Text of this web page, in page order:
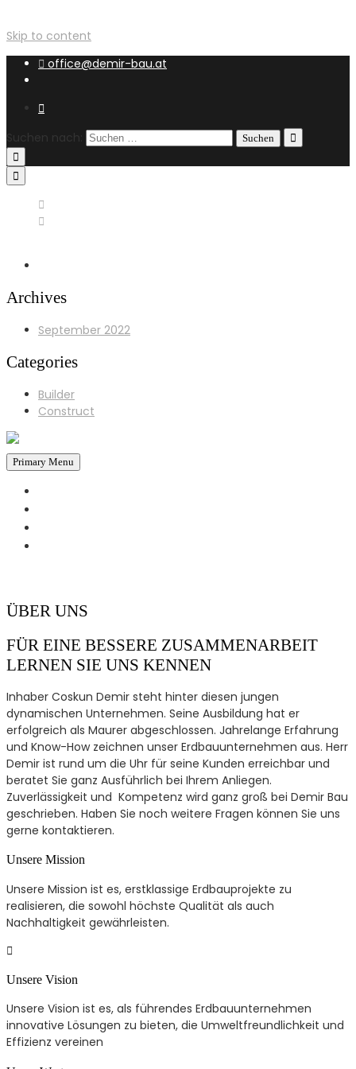
Skip to content
office@demir-bau.at
Suchen nach:
Archives
September 2022
Categories
Builder
Construct
Primary Menu
ÜBER UNS
FÜR EINE BESSERE ZUSAMMENARBEIT
LERNEN SIE UNS KENNEN
Inhaber Coskun Demir steht hinter diesen jungen
dynamischen Unternehmen. Seine Ausbildung hat er
erfolgreich als Maurer abgeschlossen. Jahrelange Erfahrung
und Know-How zeichnen unser Erdbauunternehmen aus. Herr
Demir ist rund um die Uhr für seine Kunden erreichbar und
beratet Sie ganz Ausführlich bei Ihrem Anliegen.
Zuverlässigkeit und Kompetenz wird ganz groß bei Demir Bau
geschrieben. Haben Sie noch weitere Fragen können Sie uns
gerne kontaktieren.
Unsere Mission
Unsere Mission ist es, erstklassige Erdbauprojekte zu
realisieren, die sowohl höchste Qualität als auch
Nachhaltigkeit gewährleisten.
Unsere Vision
Unsere Vision ist es, als führendes Erdbauunternehmen
innovative Lösungen zu bieten, die Umweltfreundlichkeit und
Effizienz vereinen